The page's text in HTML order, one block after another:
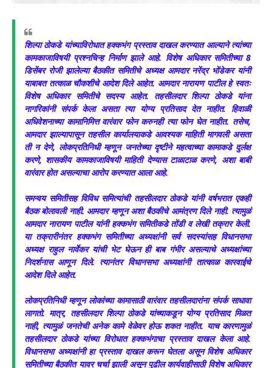
शिल्पा ठोकडे यांच्याविरोधात हक्कभंग प्रस्ताव दाखल करण्यात आल्याने त्यांच्या
कामकाजाविषयी प्रश्नचिन्ह निर्माण झाले आहे. विशेष अधिकार समितीच्या 8
डिसेंबर रोजी झालेल्या बैठकीत समितीचे अध्यक्ष आमदार नरेंद्र भोंडेकर यांनी
याबाबत तत्काळ चौकशीचे आदेश दिले आहेत. आमदार नारायण पाटील हे स्वतः
विशेष अधिकार समितीचे सदस्य आहेत. तहसीलदार शिल्पा ठोकडे यांना
नागरिकांनी संपर्क केला असता त्या योग्य प्रतिसाद देत नाहीत. हिवाळी
अधिवेशनाच्या कामानिमित्त वारंवार फोन करुनही त्या फोन घेत नाहीत. तसेच,
आमदार झाल्यापासून तहसील कार्यालयाकडे आवश्यक माहिती मागवली असता
ती न देणे, लोकप्रतिनिधी म्हणून जनतेच्या दृष्टीने महत्वाच्या कामाकडे दुर्लक्ष
करणे, शासकीय कामकाजाविषयी माहिती देण्यास टाळाटाळ करणे, अशा बाबी
वारंवार होत असल्याचा आरोप करण्यात आला आहे.
समन्वय समितीसह विविध समित्यांची तहसीलदार ठोकडे यांनी वर्षभरात एकही
बैठक बोलावली नाही. आमदार म्हणून अशा बैठकीचे आमंत्रण दिले नाही. त्यामुळं
आमदार नारायण पाटील यांनी हक्कभंग समितीकडे तोंडी व लेखी तक्रार केली.
या तक्रारीनंतर हक्कभंग समितीच्या अध्यक्षांनी सर्व सदस्यांसह विधानसभा
अध्यक्ष राहुल नार्वेकर यांची भेट घेऊन ही बाब गंभीर असल्याचे अध्यक्षांच्या
निदर्शनास आणून दिले. त्यानंतर विधानसभा अध्यक्षांनी तात्काळ कारवाईचे
आदेश दिले आहेत.
लोकप्रतिनिधी म्हणून लोकांच्या कामासाठी वारंवार तहसीलदारांना संपर्क साधावा
लागतो. मात्र, तहसीलदार शिल्पा ठोकडे यांच्याकडून योग्य प्रतिसाद मिळत
नाही, त्यामुळं जनतेची अनेक कामे वेळेवर होऊ शकत नाहीत. याच कारणामुळं
तहसीलदार ठोकडे यांच्या विरोधात हक्कभंगाचा प्रस्ताव दाखल केला आहे.
विधानसभा अध्यक्षांनी हा प्रस्ताव दाखल करून घेतला असून विशेष अधिकार
समितीच्या बैठकीत यावर चर्चा झाली असून पुढील कार्यवाहीसाठी विशेष अधिकार